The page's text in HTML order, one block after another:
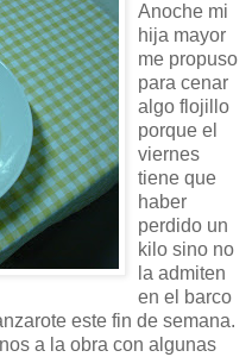
Anoche mi
hija mayor
me propuso
para cenar
algo flojillo
porque el
viernes
tiene que
haber
perdido un
kilo sino no
la admiten
en el barco
este fin de semana.
a la obra con algunas